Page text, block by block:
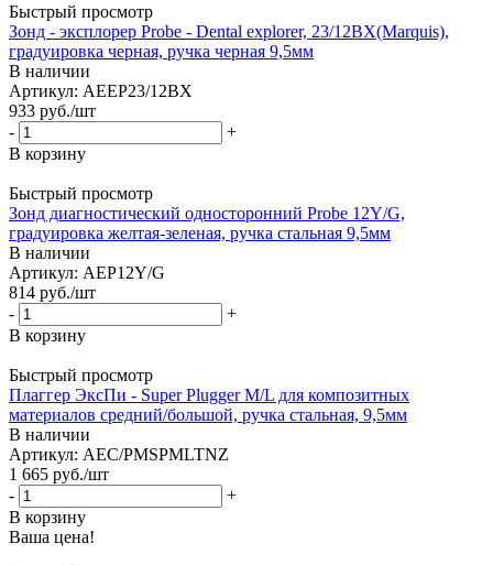
Быстрый просмотр
Зонд - эксплорер Probe - Dental explorer, 23/12BX(Marquis),
градуировка черная, ручка черная 9,5мм
В наличии
Артикул: AEEP23/12BX
933 руб./шт
-
+
В корзину
Быстрый просмотр
Зонд диагностический односторонний Probe 12Y/G,
градуировка желтая-зеленая, ручка стальная 9,5мм
В наличии
Артикул: AEP12Y/G
814 руб./шт
-
+
В корзину
Быстрый просмотр
Плаггер ЭксПи - Super Plugger M/L для композитных
материалов средний/большой, ручка стальная, 9,5мм
В наличии
Артикул: AEC/PMSPMLTNZ
1 665 руб./шт
-
+
В корзину
Ваша цена!